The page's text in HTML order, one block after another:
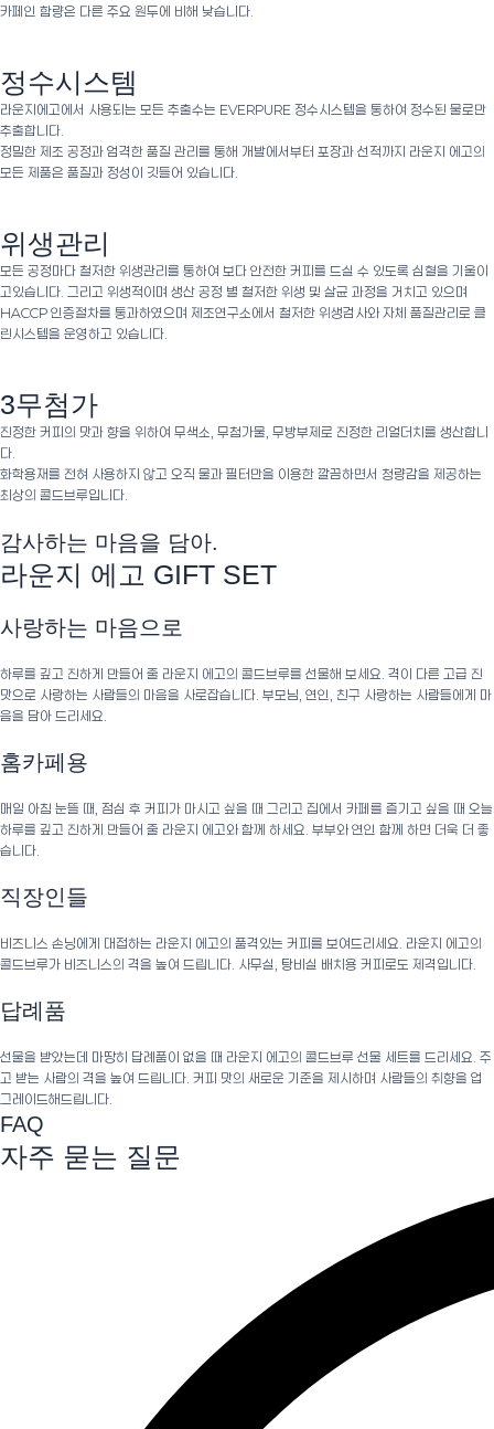
카페인 함량은 다른 주요 원두에 비해 낮습니다.
정수시스템
라운지에고에서 사용되는 모든 추출수는 EVERPURE 정수시스템을 통하여 정수된 물로만
추출합니다.
정밀한 제조 공정과 엄격한 품질 관리를 통해 개발에서부터 포장과 선적까지 라운지 에고의
모든 제품은 품질과 정성이 깃들어 있습니다.
위생관리
모든 공정마다 철저한 위생관리를 통하여 보다 안전한 커피를 드실 수 있도록 심혈을 기울이
고있습니다. 그리고 위생적이며 생산 공정 별 철저한 위생 및 살균 과정을 거치고 있으며
HACCP 인증절차를 통과하였으며 제조연구소에서 철저한 위생검사와 자체 품질관리로 클
린시스템을 운영하고 있습니다.
3무첨가
진정한 커피의 맛과 향을 위하여 무색소, 무첨가물, 무방부제로 진정한 리얼더치를 생산합니
다.
화학용재를 전혀 사용하지 않고 오직 물과 필터만을 이용한 깔끔하면서 청량감을 제공하는
최상의 콜드브루입니다.
감사하는 마음을 담아.
라운지 에고 GIFT SET
사랑하는 마음으로
하루를 깊고 진하게 만들어 줄 라운지 에고의 콜드브루를 선물해 보세요. 격이 다른 고급 진
맛으로 사랑하는 사람들의 마음을 사로잡습니다. 부모님, 연인, 친구 사랑하는 사람들에게 마
음을 담아 드리세요.
홈카페용
매일 아침 눈뜰 때, 점심 후 커피가 마시고 싶을 때 그리고 집에서 카페를 즐기고 싶을 때 오늘
하루를 깊고 진하게 만들어 줄 라운지 에고와 함께 하세요. 부부와 연인 함께 하면 더욱 더 좋
습니다.
직장인들
비즈니스 손닝에게 대접하는 라운지 에고의 품격있는 커피를 보여드리세요. 라운지 에고의
콜드브루가 비즈니스의 격을 높여 드립니다. 사무실, 탕비실 배치용 커피로도 제격입니다.
답례품
선물을 받았는데 마땅히 답례품이 없을 때 라운지 에고의 콜드브루 선물 세트를 드리세요. 주
고 받는 사람의 격을 높여 드립니다. 커피 맛의 새로운 기준을 제시하며 사람들의 취향을 업
그레이드해드립니다.
FAQ
자주 묻는 질문